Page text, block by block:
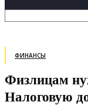
ФИНАНСЫ
Физлицам
Налоговую